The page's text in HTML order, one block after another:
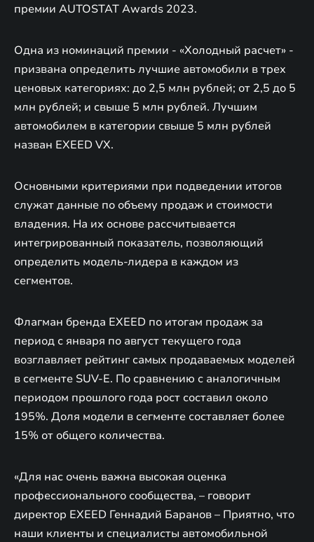
премии AUTOSTAT Awards 2023.
Одна из номинаций премии - «Холодный расчет» -
призвана определить лучшие автомобили в трех
ценовых категориях: до 2,5 млн рублей; от 2,5 до 5
млн рублей; и свыше 5 млн рублей. Лучшим
автомобилем в категории свыше 5 млн рублей
назван EXEED VX.
Основными критериями при подведении итогов
служат данные по объему продаж и стоимости
владения. На их основе рассчитывается
интегрированный показатель, позволяющий
определить модель-лидера в каждом из
сегментов.
Флагман бренда EXEED по итогам продаж за
период с января по август текущего года
возглавляет рейтинг самых продаваемых моделей
в сегменте SUV-E. По сравнению с аналогичным
периодом прошлого года рост составил около
195%. Доля модели в сегменте составляет более
15% от общего количества.
«Для нас очень важна высокая оценка
профессионального сообщества, – говорит
директор EXEED Геннадий Баранов – Приятно, что
наши клиенты и специалисты автомобильной